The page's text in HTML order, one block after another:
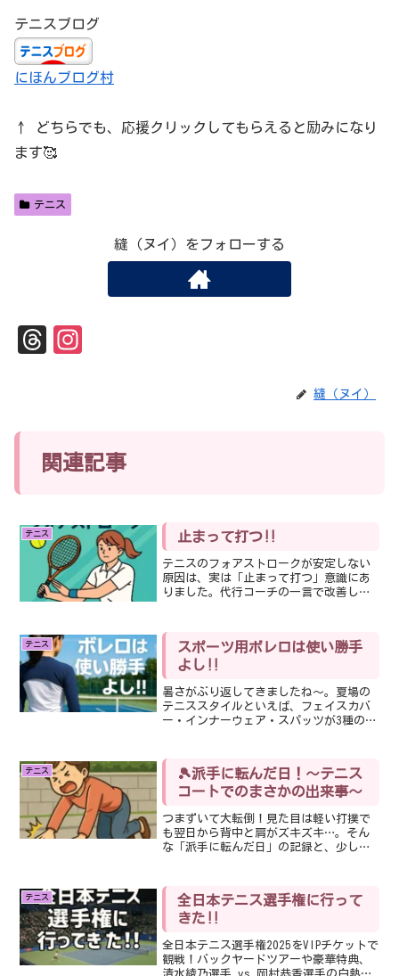
テニスブログ
にほんブログ村
↑ どちらでも、応援クリックしてもらえると励みになり
ます🥰
テニス
縫（ヌイ）をフォローする
Th
m
縫（ヌイ）
関連記事
テニス 止まって打つ‼︎
テニスのフォアストロークが安定しない
原因は、実は「止まって打つ」意識にあ
りました。代行コーチの一言で改善した
テニス
スポーツ用ボレロは使い勝手
よし‼️
暑さがぶり返してきましたね〜。夏場の
テニススタイルといえば、フェイスカバ
ー・インナーウェア・スパッツが3種の神
スカバーはするものの、インナーウェア
とスパッツは省略して、...
テニス
🎾派手に転んだ日！〜テニス
コートでのまさかの出来事〜
つまずいて大転倒！見た目は軽い打撲で
も翌日から背中と肩がズキズキ…。そん
な「派手に転んだ日」の記録と、少し笑
テニス
全日本テニス選手権に行って
きた‼︎
全日本テニス選手権2025をVIPチケットで
観戦！バックヤードツアーや豪華特典、
清水綾乃選手 vs 岡村恭香選手の白熱し